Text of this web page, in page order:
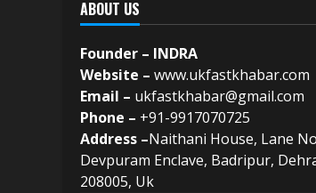
ABOUT US
Founder – INDRA
Website – www.ukfastkhabar.com
Email – ukfastkhabar@gmail.com
Phone – +91-9917070725
Address –Naithani House, Lane
Devpuram Enclave, Badripur,
208005, Uk